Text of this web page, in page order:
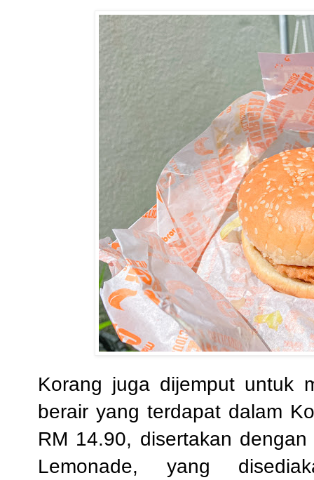
Korang juga dijemput untuk
berair yang terdapat dalam
RM 14.90, disertakan
Lemonade, yang